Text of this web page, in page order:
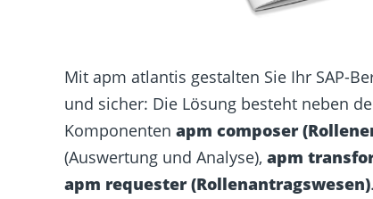
Mit apm atlantis gestalten Sie Ihr SAP-
und sicher: Die Lösung besteht neben
Komponenten apm composer
(Auswertung und Analyse), apm
apm requester (Rollenantragswesen).